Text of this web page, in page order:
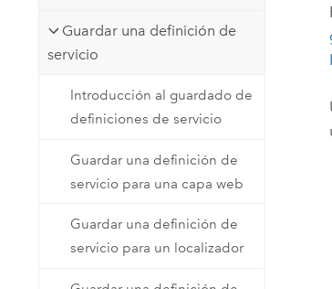
Todos los productos
Guardar una definición de
servicio
Introducción al guardado de
definiciones de servicio
Guardar una definición de
servicio para una capa web
Guardar una definición de
servicio para un localizador